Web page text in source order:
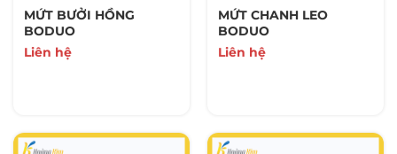
KEM PHA CHẾ
0 Sản Phẩm
MỨT BƯỞI HỒNG
BODUO
Liên hệ
MỨT CHANH LEO
BODUO
Liên hệ